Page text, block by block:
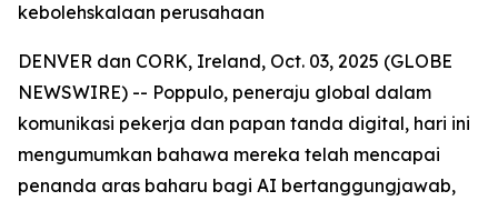
kebolehskalaan perusahaan
DENVER dan CORK, Ireland, Oct. 03, 2025 (GLOBE
NEWSWIRE) -- Poppulo, peneraju global dalam
komunikasi pekerja dan papan tanda digital, hari ini
mengumumkan bahawa mereka telah mencapai
penanda aras baharu bagi AI bertanggungjawab,